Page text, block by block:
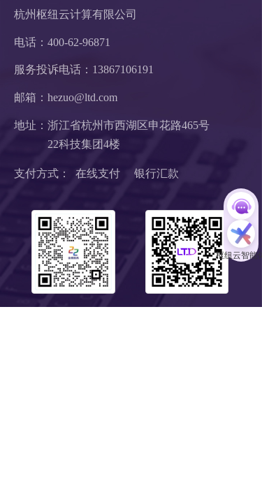
杭州枢纽云计算有限公司
电话：400-62-96871
邮箱：hezuo@ltd.com
地址：浙江省杭州市西湖区申花路465号
支付方式：  在线支付     银行汇款
服务投诉电话： 13867106191
22科技集团4楼